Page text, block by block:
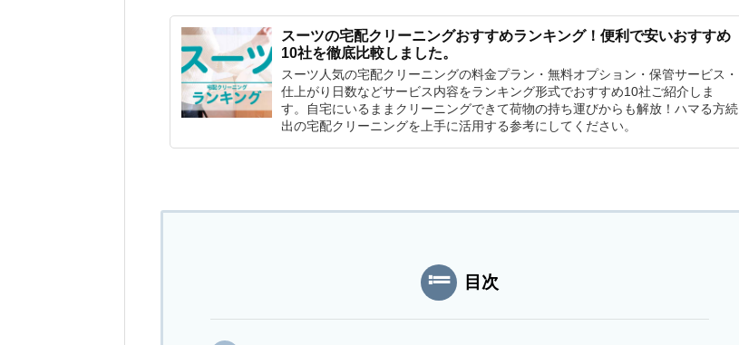
スーツの宅配クリーニングおすすめランキング！便利で安いおすすめ
10社を徹底比較しました。
スーツ人気の宅配クリーニングの料金プラン・無料オプション・保管サービス・
仕上がり日数などサービス内容をランキング形式でおすすめ10社ご紹介しま
す。自宅にいるままクリーニングできて荷物の持ち運びからも解放！ハマる方続
出の宅配クリーニングを上手に活用する参考にしてください。
目次